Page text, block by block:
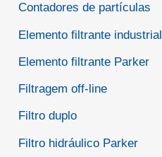
Contadores de partículas
Elemento filtrante industrial
Elemento filtrante Parker
Filtragem off-line
Filtro duplo
Filtro hidráulico Parker